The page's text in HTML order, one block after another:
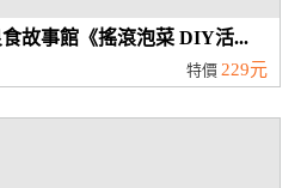
故事館《搖滾泡菜 DIY活...
特價 229元